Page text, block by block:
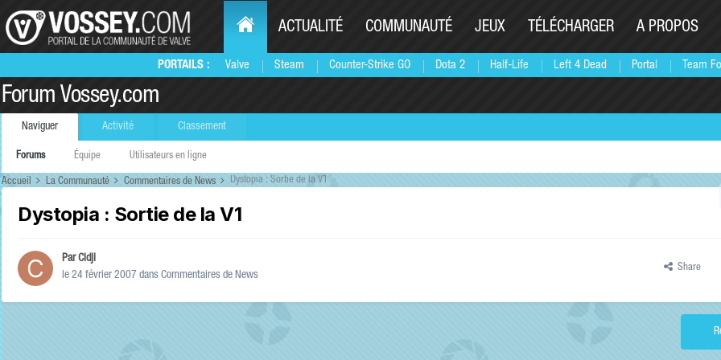
PORTAILS : Valve Steam Counter-Strike GO Dota 2 Half-Life Left 4 Dead Portal Team
ACTUALITÉ COMMUNAUTÉ JEUX TÉLÉCHARGER A PROPOS
Forum Vossey.com
Naviguer
Forums Équipe Utilisateurs en ligne
Activité Classement
Accueil La Communauté Commentaires de News Dystopia : Sortie de la V1
Dystopia : Sortie de la V1
ParCidji
le 24 février 2007 dans Commentaires de News
Share